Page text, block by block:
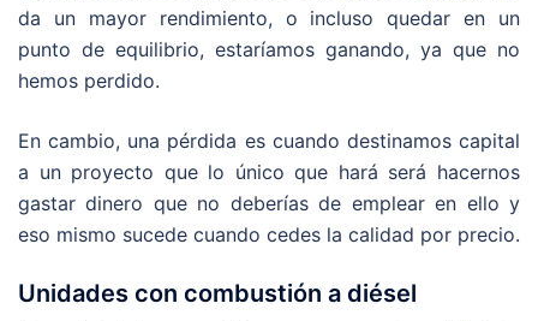
da un mayor rendimiento, o incluso quedar en un
punto de equilibrio, estaríamos ganando, ya que no
hemos perdido.
En cambio, una pérdida es cuando destinamos capital
a un proyecto que lo único que hará será hacernos
gastar dinero que no deberías de emplear en ello y
eso mismo sucede cuando cedes la calidad por precio.
Unidades con combustión a diésel